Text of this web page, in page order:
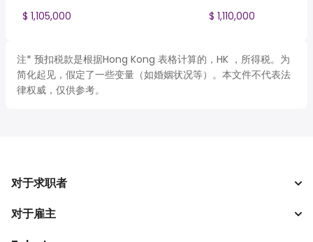
$ 1,105,000
$ 1,110,000
注* 预扣税款是根据Hong Kong 表格计算的，HK ，所得税。为
简化起见，假定了一些变量（如婚姻状况等）。本文件不代表法
律权威，仅供参考。
对于求职者
搜索工作
对于雇主